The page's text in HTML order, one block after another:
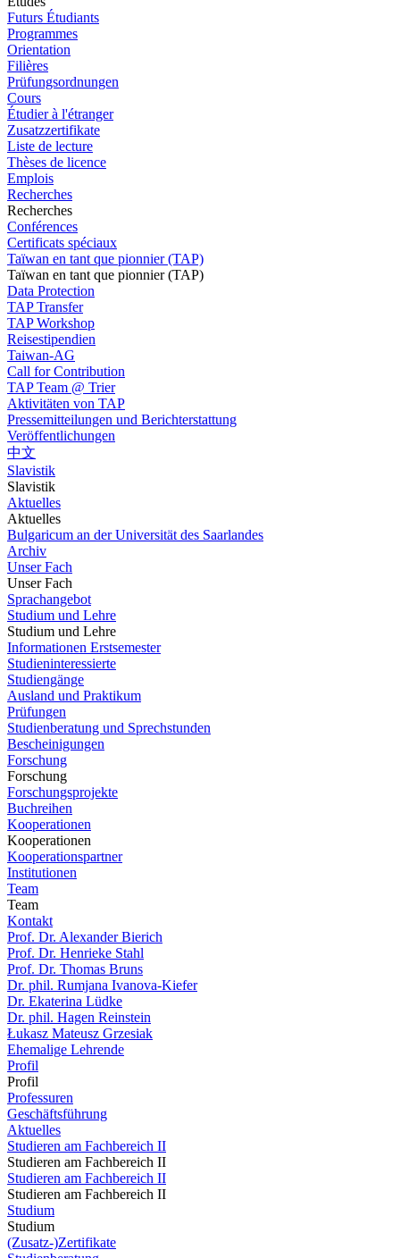
Futurs Étudiants
Programmes
Orientation
Filières
Prüfungsordnungen
Cours
Étudier à l'étranger
Zusatzzertifikate
Liste de lecture
Thèses de licence
Emplois
Recherches
Recherches
Conférences
Certificats spéciaux
Taïwan en tant que pionnier (TAP)
Taïwan en tant que pionnier (TAP)
Data Protection
TAP Transfer
TAP Workshop
Reisestipendien
Taiwan-AG
Call for Contribution
TAP Team @ Trier
Aktivitäten von TAP
Pressemitteilungen und Berichterstattung
Veröffentlichungen
中文
Slavistik
Slavistik
Aktuelles
Aktuelles
Bulgaricum an der Universität des Saarlandes
Archiv
Unser Fach
Unser Fach
Sprachangebot
Studium und Lehre
Studium und Lehre
Informationen Erstsemester
Studieninteressierte
Studiengänge
Ausland und Praktikum
Prüfungen
Studienberatung und Sprechstunden
Bescheinigungen
Forschung
Forschung
Forschungsprojekte
Buchreihen
Kooperationen
Kooperationen
Kooperationspartner
Institutionen
Team
Team
Kontakt
Prof. Dr. Alexander Bierich
Prof. Dr. Henrieke Stahl
Prof. Dr. Thomas Bruns
Dr. phil. Rumjana Ivanova-Kiefer
Dr. Ekaterina Lüdke
Dr. phil. Hagen Reinstein
Łukasz Mateusz Grzesiak
Ehemalige Lehrende
Profil
Profil
Professuren
Geschäftsführung
Aktuelles
Studieren am Fachbereich II
Studieren am Fachbereich II
Studieren am Fachbereich II
Studieren am Fachbereich II
Studium
Studium
(Zusatz-)Zertifikate